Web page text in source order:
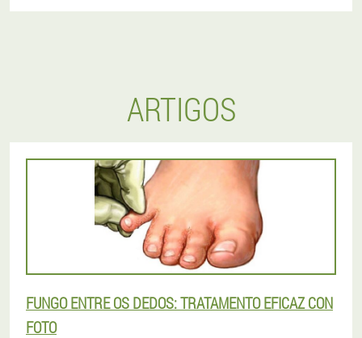
ARTIGOS
FUNGO ENTRE OS DEDOS: TRATAMENTO EFICAZ CON
FOTO